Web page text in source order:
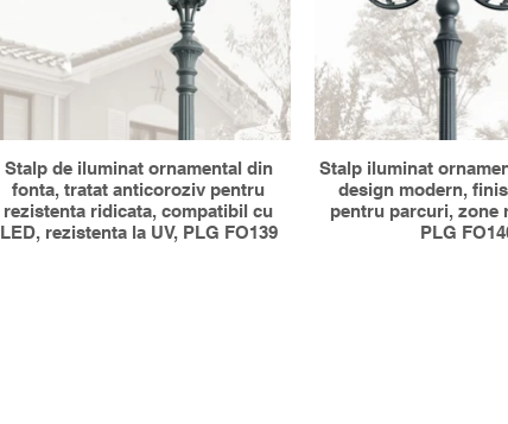
Stalp de iluminat ornamental din
fonta, tratat anticoroziv pentru
rezistenta ridicata, compatibil cu
LED, rezistenta la UV, PLG FO139
Stalp iluminat
design modern,
pentru parcuri, zone
PLG